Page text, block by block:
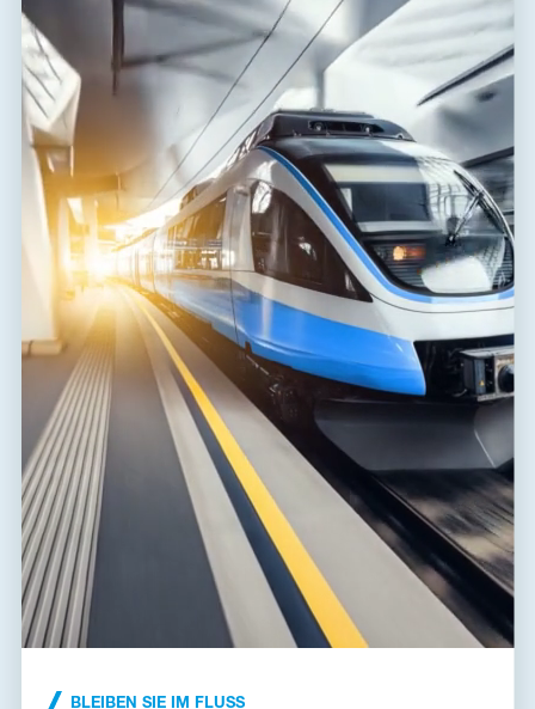
Min. Querschnitt für Litze 0,14 mm
Max. Querschnitt für Litze
Schutzklasse IP 20
Betriebstemperaturbereich
(min/max)
nach Norm
EN 61643-21+A1, A2:2013,
IEC 61643-21+A1, A2:2012
ETIM-Klasse EC001625
Steckermodul BDGHF-012-V/1-0
Zolltarifnummer 85363010
8595090565260
Dateien zum Download
Konformitätserklärung (165,4 kB)
Installationsanleitung (890,0 kB)
BLEIBEN SIE IM FLUSS